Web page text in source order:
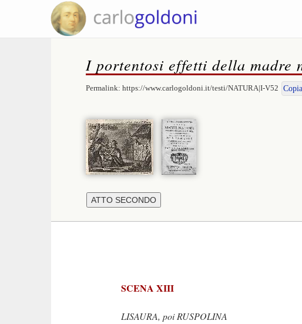
I portentosi effetti della madre
Permalink: https://www.carlogoldoni.it/testi/NATURA|I-V52 Copia
SCENA XIII
LISAURA, poi RUSPOLINA